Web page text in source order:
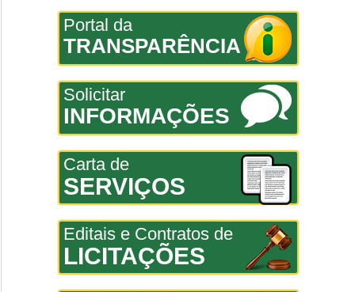
Portal da
TRANSPARÊNCIA
Solicitar
INFORMAÇÕES
Carta de
SERVIÇOS
Editais e Contratos de
LICITAÇÕES